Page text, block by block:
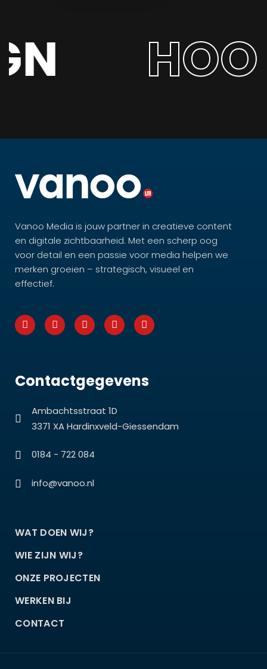
Vanoo Media is jouw partner in creatieve content
en digitale zichtbaarheid. Met een scherp oog
voor detail en een passie voor media helpen we
merken groeien – strategisch, visueel en
effectief.
Contactgegevens
Ambachtsstraat 1D
3371 XA Hardinxveld-Giessendam
0184 - 722 084
info@vanoo.nl
WAT DOEN WIJ?
WIE ZIJN WIJ?
ONZE PROJECTEN
WERKEN BIJ
CONTACT